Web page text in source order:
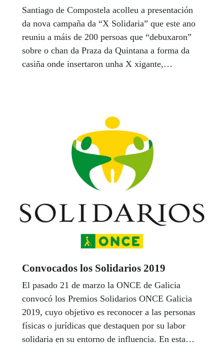
Santiago de Compostela acolleu a presentación
da nova campaña da “X Solidaria” que este ano
reuniu a máis de 200 persoas que “debuxaron”
sobre o chan da Praza da Quintana a forma da
casiña onde insertaron unha X xigante,
Convocados los Solidarios 2019
El pasado 21 de marzo la ONCE de Galicia
convocó los Premios Solidarios ONCE Galicia
2019, cuyo objetivo es reconocer a las personas
físicas o jurídicas que destaquen por su labor
solidaria en su entorno de influencia. En esta